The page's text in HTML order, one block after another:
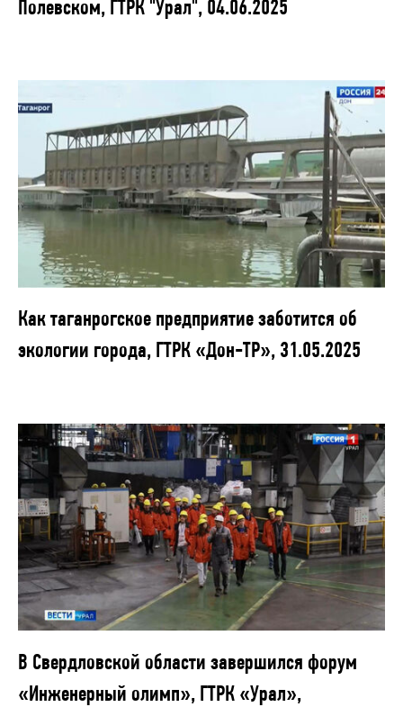
Полевском, ГТРК "Урал", 04.06.2025
Как таганрогское предприятие заботится об
экологии города, ГТРК «Дон-ТР», 31.05.2025
В Свердловской области завершился форум
«Инженерный олимп», ГТРК «Урал»,